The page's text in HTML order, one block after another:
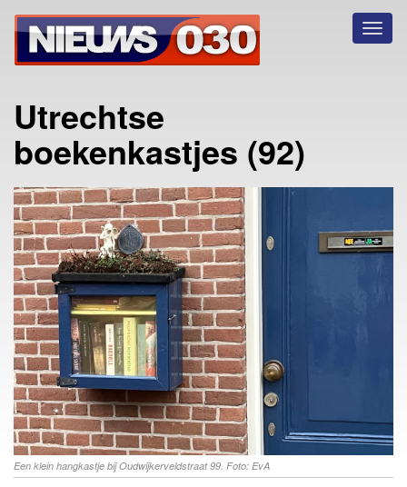
Utrechtse
boekenkastjes (92)
Een klein hangkastje bij Oudwijkerveldstraat 99. Foto: EvA